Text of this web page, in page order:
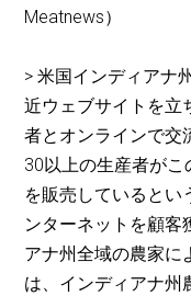
Meatnews）
> 米国インディアナ
近ウェブサイトを立
者とオンラインで交
30以上の生産者が
を販売しているとい
ンターネットを顧客
アナ州全域の農家に
は、インディアナ州